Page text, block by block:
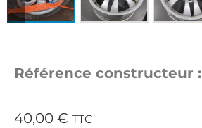
Référence constructeur :
40,00 € TTC